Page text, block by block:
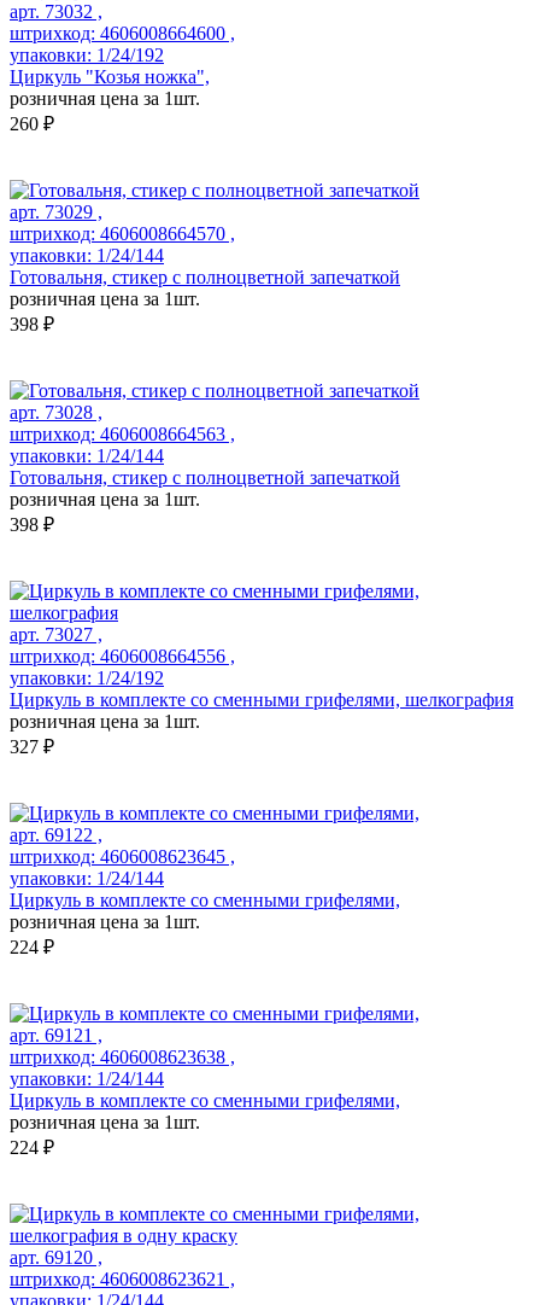
арт. 73032 ,
штрихкод: 4606008664600 ,
упаковки: 1/24/192
Циркуль "Козья ножка",
розничная цена за 1шт.
260 ₽
арт. 73029 ,
штрихкод: 4606008664570 ,
упаковки: 1/24/144
Готовальня, стикер с полноцветной запечаткой
розничная цена за 1шт.
398 ₽
арт. 73028 ,
штрихкод: 4606008664563 ,
упаковки: 1/24/144
Готовальня, стикер с полноцветной запечаткой
розничная цена за 1шт.
398 ₽
арт. 73027 ,
штрихкод: 4606008664556 ,
упаковки: 1/24/192
Циркуль в комплекте со сменными грифелями, шелкография
розничная цена за 1шт.
327 ₽
арт. 69122 ,
штрихкод: 4606008623645 ,
упаковки: 1/24/144
Циркуль в комплекте со сменными грифелями,
розничная цена за 1шт.
224 ₽
арт. 69121 ,
штрихкод: 4606008623638 ,
упаковки: 1/24/144
Циркуль в комплекте со сменными грифелями,
розничная цена за 1шт.
224 ₽
арт. 69120 ,
штрихкод: 4606008623621 ,